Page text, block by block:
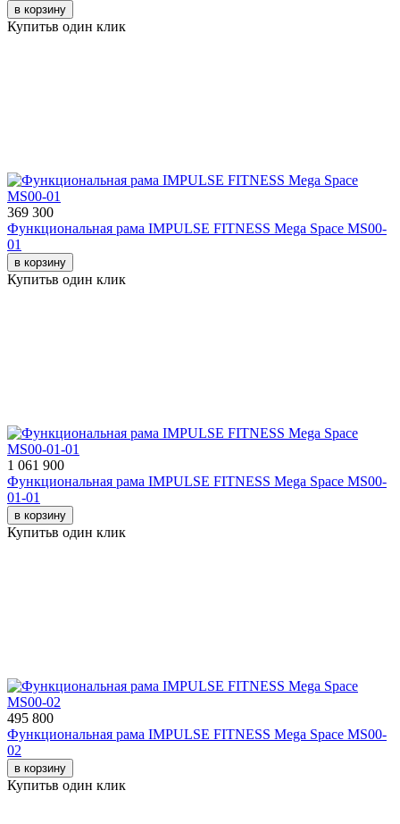
в корзину
Купитьв один клик
369 300
Функциональная рама IMPULSE FITNESS Mega Space MS00-
01
в корзину
Купитьв один клик
1 061 900
Функциональная рама IMPULSE FITNESS Mega Space MS00-
01-01
в корзину
Купитьв один клик
495 800
Функциональная рама IMPULSE FITNESS Mega Space MS00-
02
в корзину
Купитьв один клик